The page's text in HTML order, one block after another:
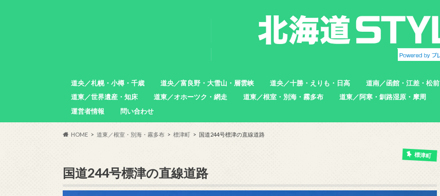
道央／札幌・小樽・千歳
札幌市
小樽市
石狩市
北広島市
恵庭市
千歳市
苫小牧市
道央／富良野・大雪山・層雲峡
中富良野町
東川町
沼田町
幌加内町
増毛町
道央／十勝・えりも・日高
帯広市
えりも町
新ひだか町
足寄町
道南／函館・江差・松前
函館市
北斗市
七飯町
松前町
江差町
上ノ国町
道東／世界遺産・知床
羅臼町
斜里町
道東／オホーツク・網走 道東／根室・別海・霧多布 道東／阿寒・釧路湿原・摩周
運営者情報
問い合わせ
HOME 道東／根室・別海・霧多布 標津町 国道244号標津の直線道路
標津町
国道244号標津の直線道路